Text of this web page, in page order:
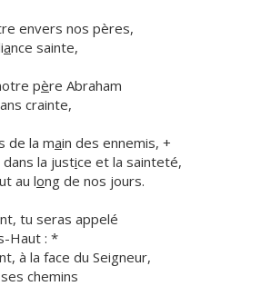
envers nos pères,
ance sainte,
père Abraham
crainte,
de la main des ennemis, +
la justice et la sainteté,
au long de nos jours.
tu seras appelé
Haut : *
à la face du Seigneur,
chemins